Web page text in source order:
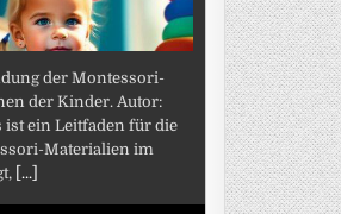
der Montessori-
der Kinder. Autor:
ist ein Leitfaden für die
Materialien im
[...]